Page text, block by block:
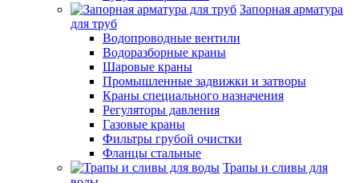
Запорная арматура
для труб
Водопроводные вентили
Водоразборные краны
Шаровые краны
Промышленные задвижки и затворы
Краны специального назначения
Регуляторы давления
Газовые краны
Фильтры грубой очистки
Фланцы стальные
Трапы и сливы для